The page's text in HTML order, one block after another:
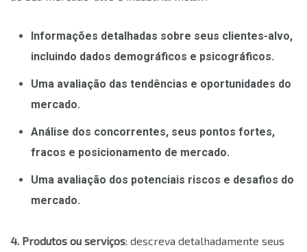
Informações detalhadas sobre seus clientes-alvo,
incluindo dados demográficos e psicográficos.
Uma avaliação das tendências e oportunidades do
mercado.
Análise dos concorrentes, seus pontos fortes,
fracos e posicionamento de mercado.
Uma avaliação dos potenciais riscos e desafios do
mercado.
4. Produtos ou serviços: descreva detalhadamente seus